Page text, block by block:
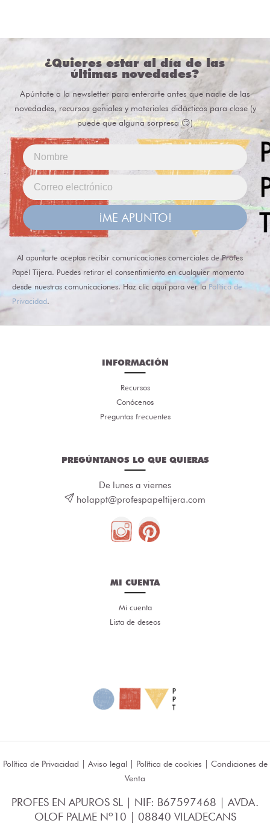
¿Quieres estar al día de las
últimas novedades?
Apúntate a la newsletter para enterarte antes que nadie de las
novedades, recursos geniales y materiales didácticos para clase (y
puede que alguna sorpresa 😏)
¡ME APUNTO!
Al apuntarte aceptas recibir comunicaciones comerciales de Profes
Papel Tijera. Puedes retirar el consentimiento en cualquier momento
desde nuestras comunicaciones. Haz clic aquí para ver la Política de
Privacidad.
INFORMACIÓN
Recursos
Conócenos
Preguntas frecuentes
PREGÚNTANOS LO QUE QUIERAS
De lunes a viernes
holappt@profespapeltijera.com
MI CUENTA
Mi cuenta
Lista de deseos
Política de Privacidad | Aviso legal| Política de cookies | Condiciones de
Venta
PROFES EN APUROS SL | NIF: B67597468 | AVDA.
OLOF PALME Nº10 | 08840 VILADECANS